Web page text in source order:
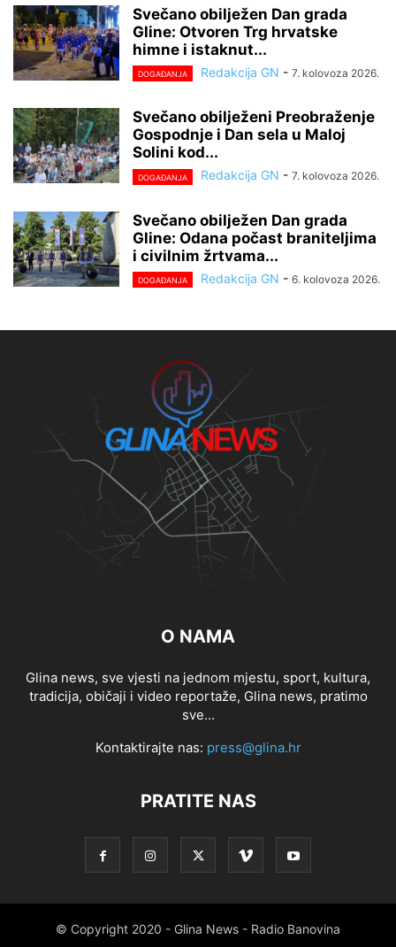
Svečano obilježen Dan grada
Gline: Otvoren Trg hrvatske
himne i istaknut...
DOGAĐANJA Redakcija GN - 7. kolovoza 2026.
Svečano obilježeni Preobraženje
Gospodnje i Dan sela u Maloj
Solini kod...
DOGAĐANJA Redakcija GN - 7. kolovoza 2026.
Svečano obilježen Dan grada
Gline: Odana počast braniteljima
i civilnim žrtvama...
DOGAĐANJA Redakcija GN - 6. kolovoza 2026.
O NAMA
Glina news, sve vjesti na jednom mjestu, sport, kultura,
tradicija, običaji i video reportaže, Glina news, pratimo
sve...
Kontaktirajte nas: press@glina.hr
PRATITE NAS
© Copyright 2020 - Glina News - Radio Banovina